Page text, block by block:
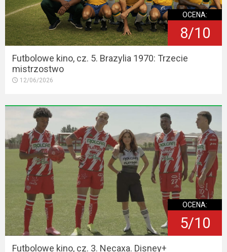
OCENA:
8/10
Futbolowe kino, cz. 5. Brazylia 1970: Trzecie
mistrzostwo
12/06/2026
OCENA:
5/10
Futbolowe kino, cz. 3. Necaxa. Disney+